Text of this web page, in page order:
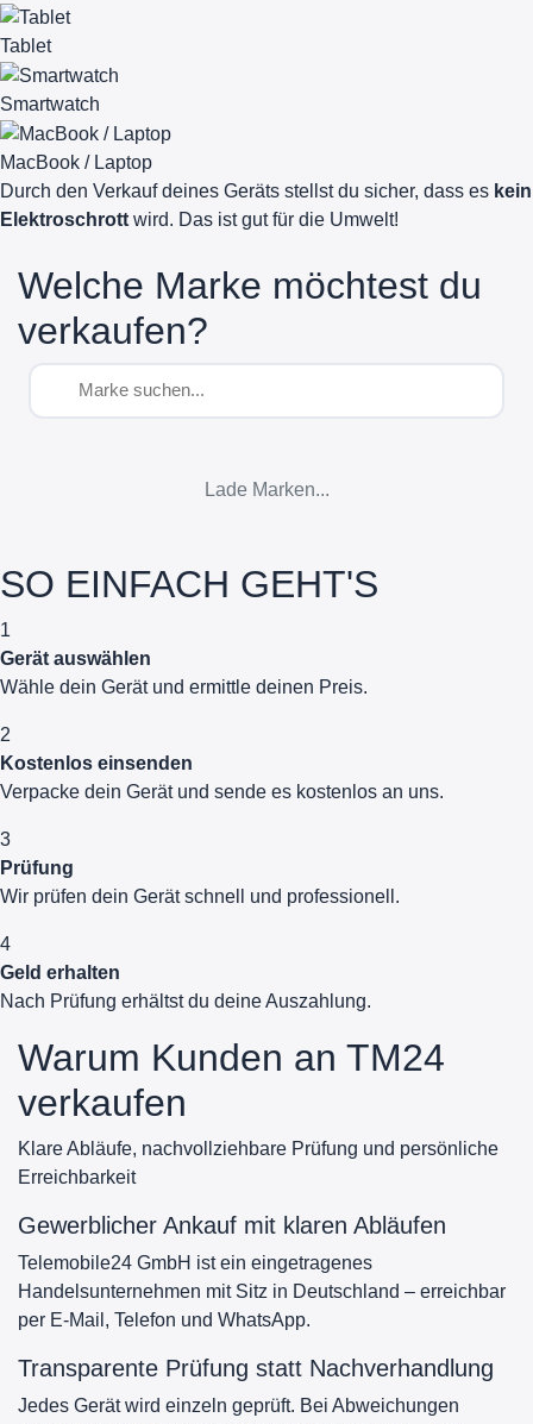
Tablet
Smartwatch
MacBook / Laptop
Durch den Verkauf deines Geräts stellst du sicher, dass es kein
Elektroschrott wird. Das ist gut für die Umwelt!
Welche Marke möchtest du
verkaufen?
Lade Marken...
SO EINFACH GEHT'S
1
Gerät auswählen
Wähle dein Gerät und ermittle deinen Preis.
2
Kostenlos einsenden
Verpacke dein Gerät und sende es kostenlos an uns.
3
Prüfung
Wir prüfen dein Gerät schnell und professionell.
4
Geld erhalten
Nach Prüfung erhältst du deine Auszahlung.
Warum Kunden an TM24
verkaufen
Klare Abläufe, nachvollziehbare Prüfung und persönliche
Erreichbarkeit
Gewerblicher Ankauf mit klaren Abläufen
Telemobile24 GmbH ist ein eingetragenes
Handelsunternehmen mit Sitz in Deutschland – erreichbar
per E-Mail, Telefon und WhatsApp.
Transparente Prüfung statt Nachverhandlung
Jedes Gerät wird einzeln geprüft. Bei Abweichungen